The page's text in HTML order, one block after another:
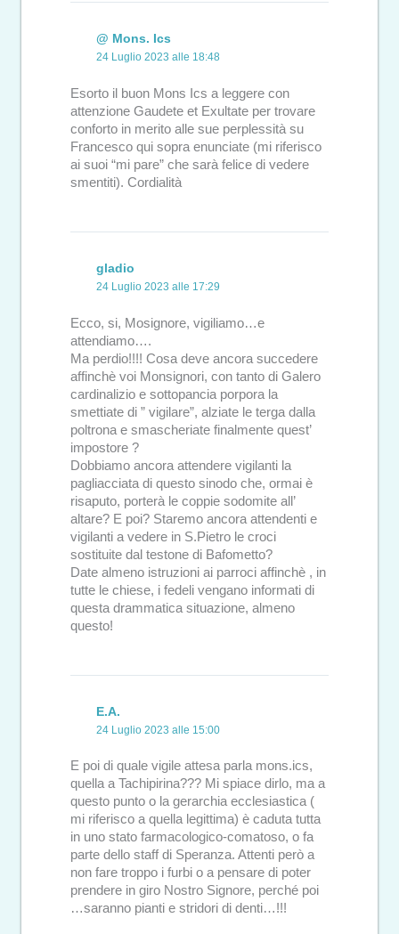
@ Mons. Ics
24 Luglio 2023 alle 18:48
Esorto il buon Mons Ics a leggere con
attenzione Gaudete et Exultate per trovare
conforto in merito alle sue perplessità su
Francesco qui sopra enunciate (mi riferisco
ai suoi “mi pare” che sarà felice di vedere
smentiti). Cordialità
gladio
24 Luglio 2023 alle 17:29
Ecco, si, Mosignore, vigiliamo…e
attendiamo….
Ma perdio!!!! Cosa deve ancora succedere
affinchè voi Monsignori, con tanto di Galero
cardinalizio e sottopancia porpora la
smettiate di ” vigilare”, alziate le terga dalla
poltrona e smascheriate finalmente quest’
impostore ?
Dobbiamo ancora attendere vigilanti la
pagliacciata di questo sinodo che, ormai è
risaputo, porterà le coppie sodomite all’
altare? E poi? Staremo ancora attendenti e
vigilanti a vedere in S.Pietro le croci
sostituite dal testone di Bafometto?
Date almeno istruzioni ai parroci affinchè , in
tutte le chiese, i fedeli vengano informati di
questa drammatica situazione, almeno
questo!
E.A.
24 Luglio 2023 alle 15:00
E poi di quale vigile attesa parla mons.ics,
quella a Tachipirina??? Mi spiace dirlo, ma a
questo punto o la gerarchia ecclesiastica (
mi riferisco a quella legittima) è caduta tutta
in uno stato farmacologico-comatoso, o fa
parte dello staff di Speranza. Attenti però a
non fare troppo i furbi o a pensare di poter
prendere in giro Nostro Signore, perché poi
…saranno pianti e stridori di denti…!!!